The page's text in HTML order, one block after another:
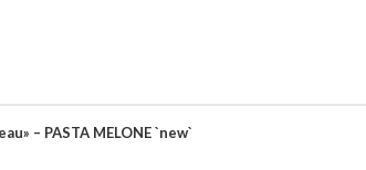
– PASTA MELONE `new`